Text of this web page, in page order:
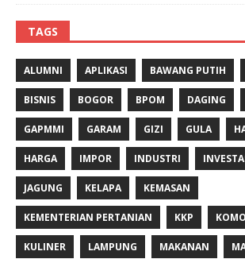
TAGS
ALUMNI APLIKASI BAWANG PUTIH
BISNIS BOGOR BPOM DAGING
GAPMMI GARAM GIZI GULA
HARGA IMPOR INDUSTRI
JAGUNG KELAPA KEMASAN
KEMENTERIAN PERTANIAN KKP
KULINER LAMPUNG MAKANAN